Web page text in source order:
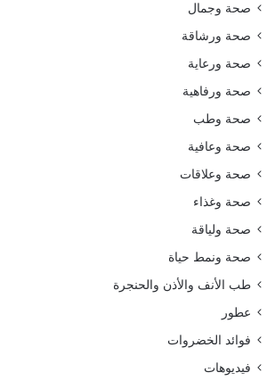
صحة وجمال
صحة ورشاقة
صحة ورعاية
صحة ورفاهية
صحة وطب
صحة وعافية
صحة وعلاقات
صحة وغذاء
صحة ولياقة
صحة ونمط حياة
طب الأنف والأذن والحنجرة
عطور
فوائد الخضروات
فيديوهات